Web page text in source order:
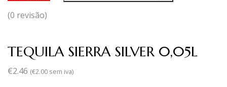
(0 revisão)
TEQUILA SIERRA SILVER 0,05L
€2.46 (€2.00 sem iva)